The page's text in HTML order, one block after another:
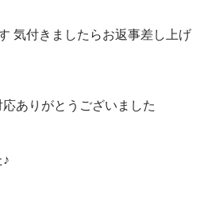
気付きましたらお返事差し上げ
ありがとうございました